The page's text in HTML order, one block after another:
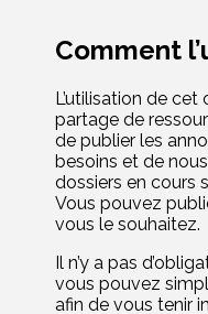
Comment
L’utilisation de
partage de
de publier les
besoins et de
dossiers en cours
Vous pouvez
vous le souhaitez.
Il n’y a pas
vous pouvez
afin de vous tenir